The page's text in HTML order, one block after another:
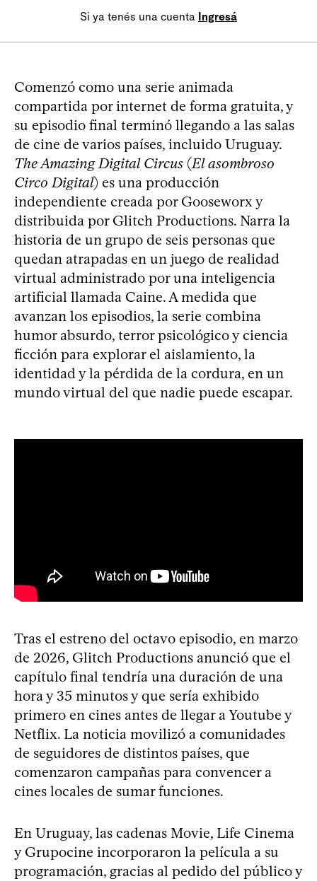
Si ya tenés una cuenta Ingresá
Comenzó como una serie animada
compartida por internet de forma gratuita, y
su episodio final terminó llegando a las salas
de cine de varios países, incluido Uruguay.
The Amazing Digital Circus (El asombroso
Circo Digital) es una producción
independiente creada por Gooseworx y
distribuida por Glitch Productions. Narra la
historia de un grupo de seis personas que
quedan atrapadas en un juego de realidad
virtual administrado por una inteligencia
artificial llamada Caine. A medida que
avanzan los episodios, la serie combina
humor absurdo, terror psicológico y ciencia
ficción para explorar el aislamiento, la
identidad y la pérdida de la cordura, en un
mundo virtual del que nadie puede escapar.
Tras el estreno del octavo episodio, en marzo
de 2026, Glitch Productions anunció que el
capítulo final tendría una duración de una
hora y 35 minutos y que sería exhibido
primero en cines antes de llegar a Youtube y
Netflix. La noticia movilizó a comunidades
de seguidores de distintos países, que
comenzaron campañas para convencer a
cines locales de sumar funciones.
En Uruguay, las cadenas Movie, Life Cinema
y Grupocine incorporaron la película a su
programación, gracias al pedido del público y